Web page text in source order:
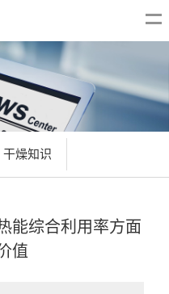
干燥知识
能综合利用率方面
值